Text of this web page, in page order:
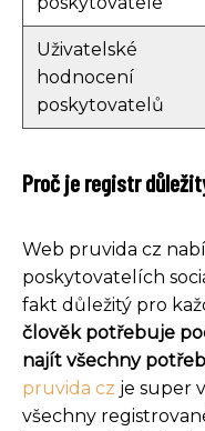
Uživatelské
hodnocení
poskytovatelů
Proč je registr
Web pruvida cz
poskytovatelích
fakt důležitý pro
člověk potřebuje
najít všechny
pruvida cz je super
všechny